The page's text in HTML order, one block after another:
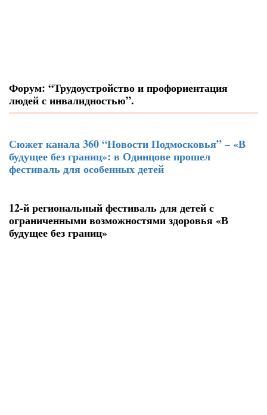
Форум: “Трудоустройство и профориентация
людей с инвалидностью”.
Сюжет канала 360 “Новости Подмосковья” – «В
будущее без границ»: в Одинцове прошел
фестиваль для особенных детей
12-й региональный фестиваль для детей с
ограниченными возможностями здоровья «В
будущее без границ»